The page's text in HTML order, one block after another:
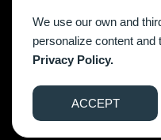
©2026
We use our own and
personalize content and
Privacy Policy.
ACCEPT